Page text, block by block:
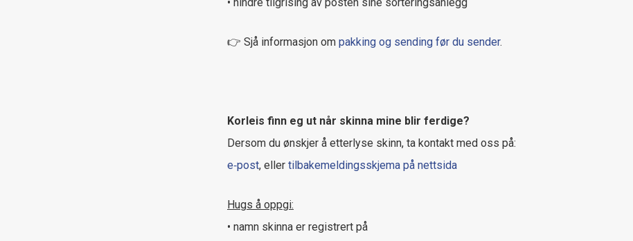
👉 Sjå informasjon om pakking og sending før du sender.
Korleis finn eg ut når skinna mine blir ferdige?
Dersom du ønskjer å etterlyse skinn, ta kontakt med oss på:
e‑post, eller tilbakemeldingsskjema på nettsida
Hugs å oppgi:
• namn skinna er registrert på